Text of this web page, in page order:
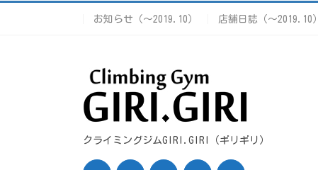
お知らせ（〜2019.10） 店舗日誌（〜2019.10）
クライミングジムGIRI.GIRI（ギリギリ）